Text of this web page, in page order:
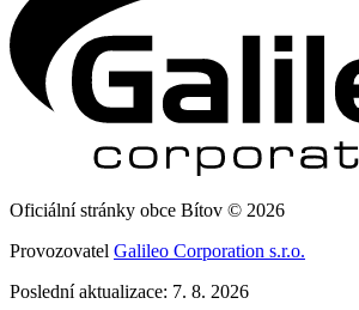
Oficiální stránky obce Bítov © 2026
Provozovatel Galileo Corporation s.r.o.
Poslední aktualizace: 7. 8. 2026